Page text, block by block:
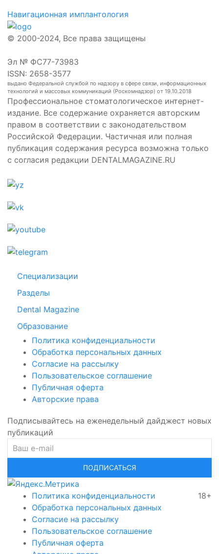
Навигационная имплантология
© 2000-2024, Все права защищены
Эл № ФС77-73983
ISSN: 2658-3577
выдано Федеральной службой по надзору в сфере связи, информационных
технологий и массовых коммуникаций (Роскомнадзор) от 19.10.2018
Профессиональное стоматологическое интернет-
издание. Все содержание охраняется авторским
правом в соответствии с законодательством
Российской Федерации. Частичная или полная
публикация содержания ресурса возможна только
с согласия редакции DENTALMAGAZINE.RU
Специализации
Разделы
Dental Magazine
Образование
Политика конфиденциальности
Обработка персональных данных
Согласие на рассылку
Пользовательское соглашение
Публичная оферта
Авторские права
Подписывайтесь на еженедельный дайджест новых
публикаций
ПОДПИСАТЬСЯ
Политика конфиденциальности
Обработка персональных данных
Согласие на рассылку
Пользовательское соглашение
Публичная оферта
18+